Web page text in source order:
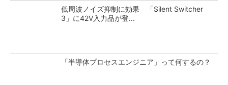
低周波ノイズ抑制に効果 「Silent Switcher
3」に42V入力品が登...
「半導体プロセスエンジニア」って何するの？